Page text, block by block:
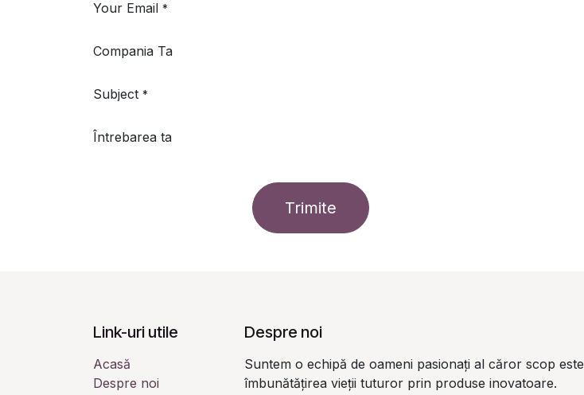
Your Email *
Compania Ta
Subject *
Întrebarea ta
Trimite
Link-uri utile
Acasă
Despre noi
Despre noi
Suntem o echipă de oameni pasionați al căror scop este
îmbunătățirea vieții tuturor prin produse inovatoare.